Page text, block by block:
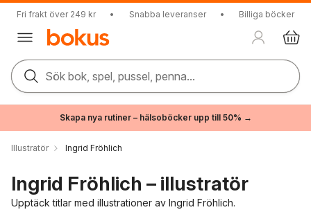
Fri frakt över 249 kr • Snabba leveranser • Billiga böcker
Sök bok, spel, pussel, penna...
Skapa nya rutiner – hälsoböcker upp till 50% →
Illustratör Ingrid Fröhlich
Ingrid Fröhlich – illustratör
Upptäck titlar med illustrationer av Ingrid Fröhlich.